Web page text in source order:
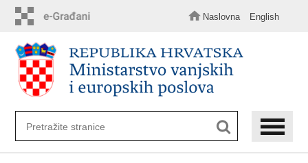
sadržaj
Naslovna English